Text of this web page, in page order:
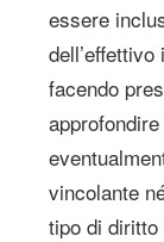
essere
facendo
vincolante
tipo di